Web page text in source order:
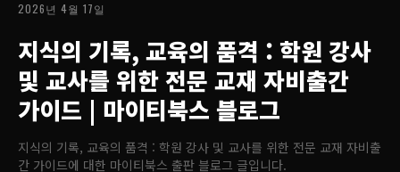
2026년 4월 17일
지식의 기록, 교육의 품격 : 학원 강사
및 교사를 위한 전문 교재 자비출간
가이드 | 마이티북스 블로그
지식의 기록, 교육의 품격 : 학원 강사 및 교사를 위한 전문 교재 자비출
간 가이드에 대한 마이티북스 출판 블로그 글입니다.